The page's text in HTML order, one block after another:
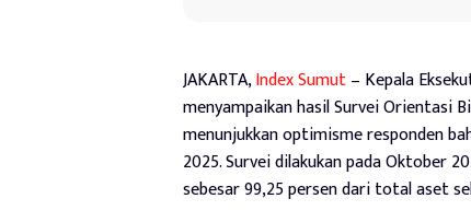
JAKARTA,Index Sumut– Kepala
menyampaikan hasil Survei Orientasi
menunjukkan optimisme responden
2025. Survei dilakukan pada Oktober
sebesar 99,25 persen dari total aset